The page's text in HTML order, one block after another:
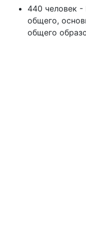
440 человек -
общего,
общего